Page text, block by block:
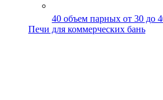
40 объем парных от 30 до
Печи для коммерческих бань